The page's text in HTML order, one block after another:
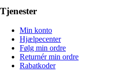
Tjenester
Min konto
Hjælpecenter
Følg min ordre
Returnér min ordre
Rabatkoder